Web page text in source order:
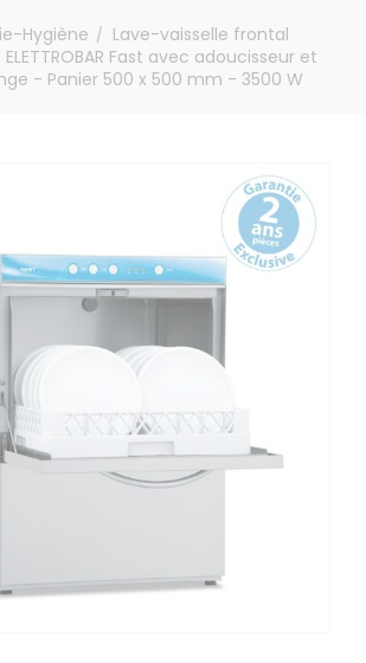
Hygiène / Lave-vaisselle frontal
Fast avec adoucisseur et
- Panier 500 x 500 mm - 3500 W